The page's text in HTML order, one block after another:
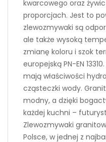
kwarcowego oraz
proporcjach. Jest to
zlewozmywaki są
ale także wysoką
zmianę koloru i szok
europejską PN-EN
mają właściwości
cząsteczki wody.
modny, a dzięki
każdej kuchni –
Zlewozmywaki
Polsce, w jednej z